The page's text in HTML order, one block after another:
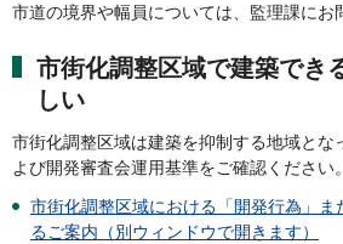
市道の境界や幅員については、監理課にお
市街化調整区域で建築でき
しい
市街化調整区域は建築を抑制する地域とな
よび開発審査会運用基準をご確認ください。
市街化調整区域における「開発行為」ま
るご案内（別ウィンドウで開きます）